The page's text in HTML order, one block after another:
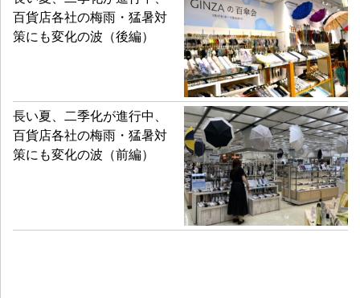
百貨店各社の梅雨・猛暑対
策にも変化の波（後編）
長い夏、二季化が進行中、
百貨店各社の梅雨・猛暑対
策にも変化の波（前編）